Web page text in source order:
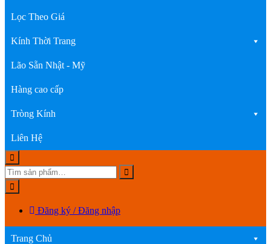
Lọc Theo Giá
Kính Thời Trang
Lão Sẵn Nhật - Mỹ
Hàng cao cấp
Tròng Kính
Liên Hệ
Đăng ký / Đăng nhập
Trang Chủ